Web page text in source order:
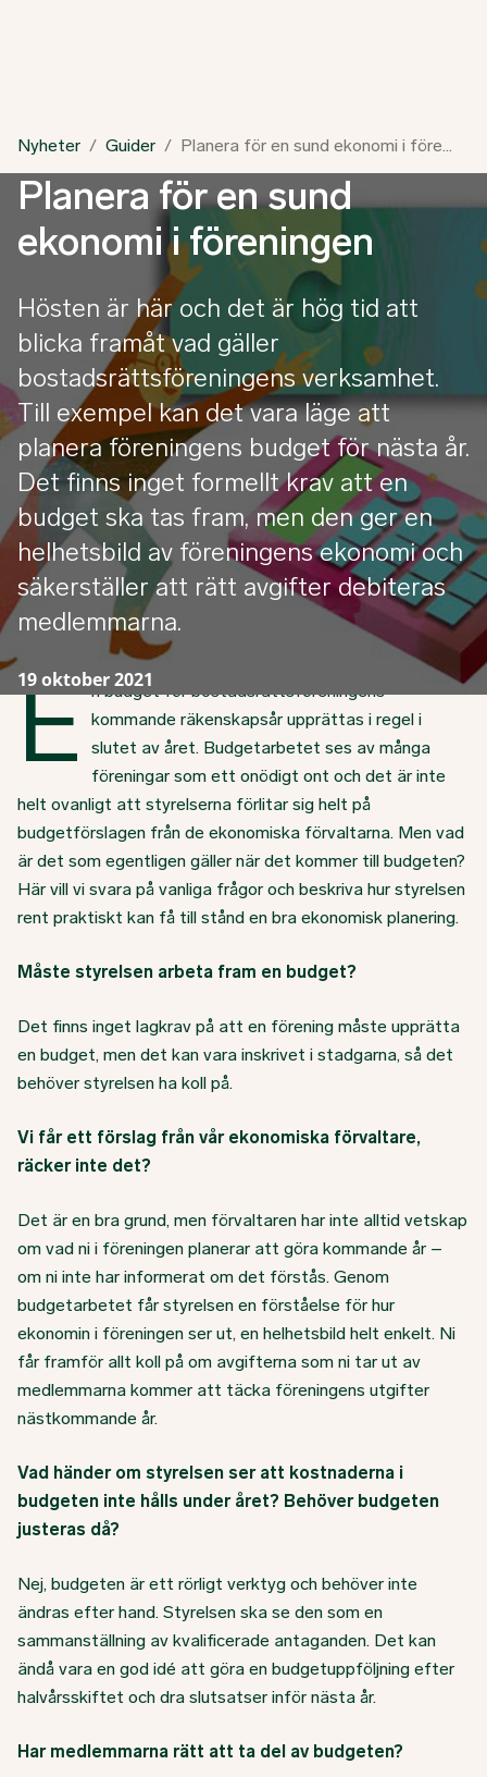
Nyheter Guider Planera för en sund ekonomi i föreningen
Planera för en sund
ekonomi i föreningen
Hösten är här och det är hög tid att
blicka framåt vad gäller
bostadsrättsföreningens verksamhet.
Till exempel kan det vara läge att
planera föreningens budget för nästa år.
Det finns inget formellt krav att en
budget ska tas fram, men den ger en
helhetsbild av föreningens ekonomi och
säkerställer att rätt avgifter debiteras
medlemmarna.
19 oktober 2021
E n budget för bostadsrättsföreningens
kommande räkenskapsår upprättas i regel i
slutet av året. Budgetarbetet ses av många
föreningar som ett onödigt ont och det är inte
helt ovanligt att styrelserna förlitar sig helt på
budgetförslagen från de ekonomiska förvaltarna. Men vad
är det som egentligen gäller när det kommer till budgeten?
Här vill vi svara på vanliga frågor och beskriva hur styrelsen
rent praktiskt kan få till stånd en bra ekonomisk planering.
Måste styrelsen arbeta fram en budget?
Det finns inget lagkrav på att en förening måste upprätta
en budget, men det kan vara inskrivet i stadgarna, så det
behöver styrelsen ha koll på.
Vi får ett förslag från vår ekonomiska förvaltare,
räcker inte det?
Det är en bra grund, men förvaltaren har inte alltid vetskap
om vad ni i föreningen planerar att göra kommande år –
om ni inte har informerat om det förstås. Genom
budgetarbetet får styrelsen en förståelse för hur
ekonomin i föreningen ser ut, en helhetsbild helt enkelt. Ni
får framför allt koll på om avgifterna som ni tar ut av
medlemmarna kommer att täcka föreningens utgifter
nästkommande år.
Vad händer om styrelsen ser att kostnaderna i
budgeten inte hålls under året? Behöver budgeten
justeras då?
Nej, budgeten är ett rörligt verktyg och behöver inte
ändras efter hand. Styrelsen ska se den som en
sammanställning av kvalificerade antaganden. Det kan
ändå vara en god idé att göra en budgetuppföljning efter
halvårsskiftet och dra slutsatser inför nästa år.
Har medlemmarna rätt att ta del av budgeten?